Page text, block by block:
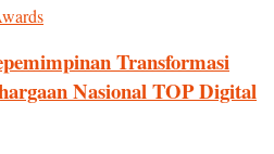
Transformasi
Nasional TOP Digital